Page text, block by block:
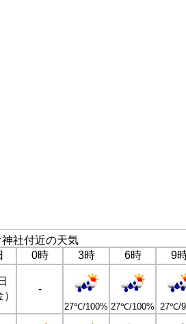
社付近の天気
0時 3時 6時 9
）
-
27℃/100% 27℃/100% 27℃/